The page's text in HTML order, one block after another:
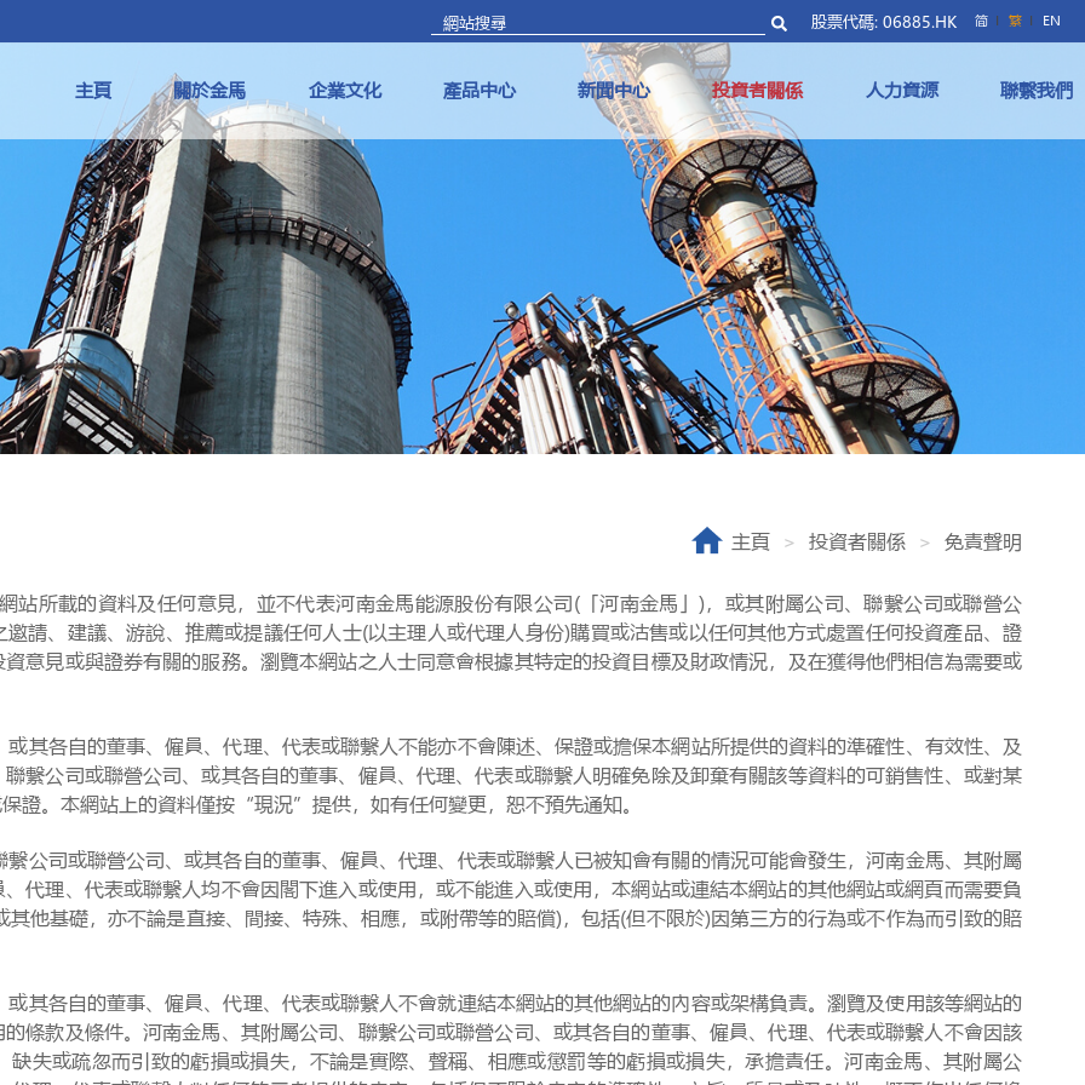
股票代碼: 06885.HK 简 繁 EN
主頁 關於金馬 企業文化 產品中心 新聞中心 投資者關係 人力資源 聯繫我們
主頁 投資者關係 免責聲明
載的資料及任何意見，並不代表河南金馬能源股份有限公司(「河南金馬」)，或其附屬公司、聯繫公司或聯營公
請、建議、游說、推薦或提議任何人士(以主理人或代理人身份)購買或沽售或以任何其他方式處置任何投資產品、證
意見或與證券有關的服務。瀏覽本網站之人士同意會根據其特定的投資目標及財政情況，及在獲得他們相信為需要或
各自的董事、僱員、代理、代表或聯繫人不能亦不會陳述、保證或擔保本網站所提供的資料的準確性、有效性、及
繫公司或聯營公司、或其各自的董事、僱員、代理、代表或聯繫人明確免除及卸棄有關該等資料的可銷售性、或對某
證。本網站上的資料僅按“現況”提供，如有任何變更，恕不預先通知。
司或聯營公司、或其各自的董事、僱員、代理、代表或聯繫人已被知會有關的情況可能會發生，河南金馬、其附屬
代理、代表或聯繫人均不會因閣下進入或使用，或不能進入或使用，本網站或連結本網站的其他網站或網頁而需要負
他基礎，亦不論是直接、間接、特殊、相應，或附帶等的賠償)，包括(但不限於)因第三方的行為或不作為而引致的賠
各自的董事、僱員、代理、代表或聯繫人不會就連結本網站的其他網站的內容或架構負責。瀏覽及使用該等網站的
條款及條件。河南金馬、其附屬公司、聯繫公司或聯營公司、或其各自的董事、僱員、代理、代表或聯繫人不會因該
失或疏忽而引致的虧損或損失，不論是實際、聲稱、相應或懲罰等的虧損或損失，承擔責任。河南金馬、其附屬公